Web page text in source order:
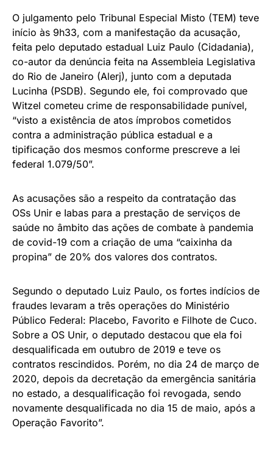
O julgamento pelo Tribunal Especial Misto (TEM) teve
início às 9h33, com a manifestação da acusação,
feita pelo deputado estadual Luiz Paulo (Cidadania),
co-autor da denúncia feita na Assembleia Legislativa
do Rio de Janeiro (Alerj), junto com a deputada
Lucinha (PSDB). Segundo ele, foi comprovado que
Witzel cometeu crime de responsabilidade punível,
“visto a existência de atos ímprobos cometidos
contra a administração pública estadual e a
tipificação dos mesmos conforme prescreve a lei
federal 1.079/50”.
As acusações são a respeito da contratação das
OSs Unir e Iabas para a prestação de serviços de
saúde no âmbito das ações de combate à pandemia
de covid-19 com a criação de uma “caixinha da
propina” de 20% dos valores dos contratos.
Segundo o deputado Luiz Paulo, os fortes indícios de
fraudes levaram a três operações do Ministério
Público Federal: Placebo, Favorito e Filhote de Cuco.
Sobre a OS Unir, o deputado destacou que ela foi
desqualificada em outubro de 2019 e teve os
contratos rescindidos. Porém, no dia 24 de março de
2020, depois da decretação da emergência sanitária
no estado, a desqualificação foi revogada, sendo
novamente desqualificada no dia 15 de maio, após a
Operação Favorito”.